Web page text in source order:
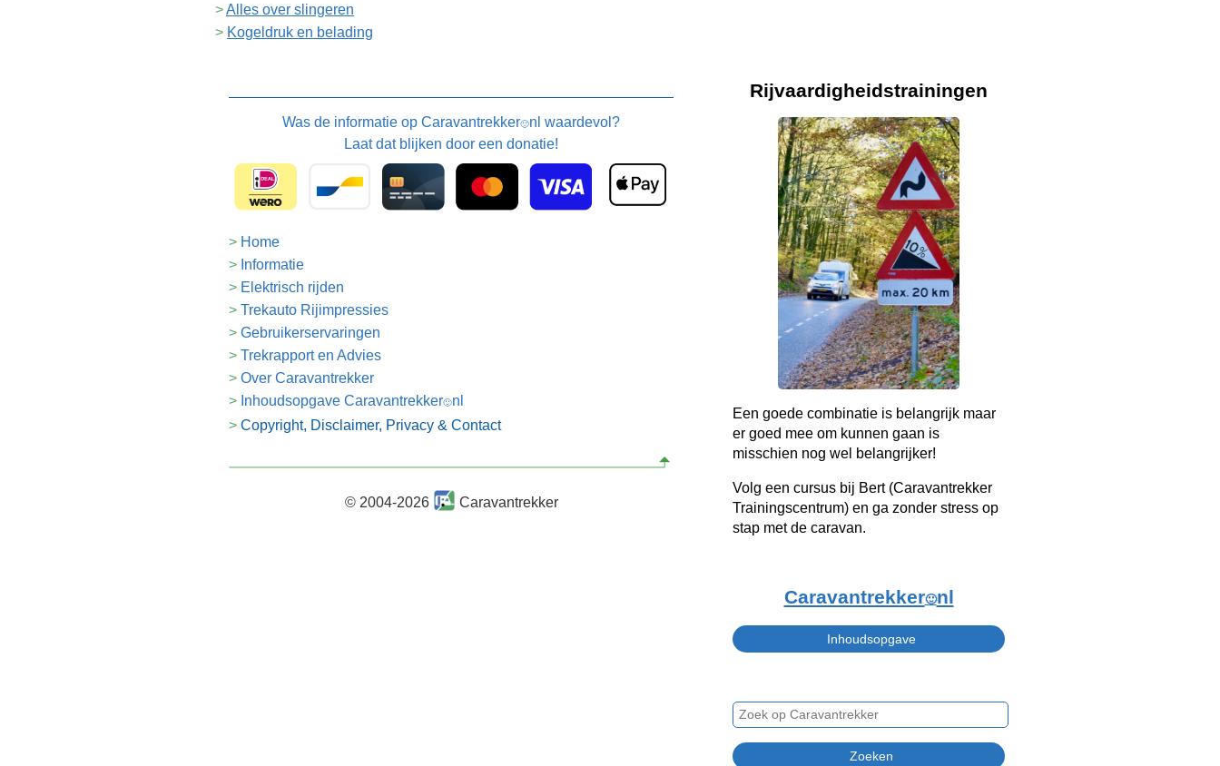
Alles over slingeren
Kogeldruk en belading
Rijvaardigheids­trainingen
Een goede combinatie is belangrijk maar
er goed mee om kunnen gaan is
misschien nog wel belangrijker!
Volg een cursus bij Bert (Caravantrekker
Trainingscentrum) en ga zonder stress op
stap met de caravan.
Caravantrekker🙂nl
Was de informatie op Caravantrekker🙂nl waardevol?
Laat dat blijken door een donatie!
Home
Informatie
Elektrisch rijden
Trekauto Rijimpressies
Gebruikerservaringen
Trekrapport en Advies
Over Caravantrekker
Inhoudsopgave Caravantrekker🙂nl
Copyright, Disclaimer, Privacy & Contact
© 2004-2026 Caravantrekker